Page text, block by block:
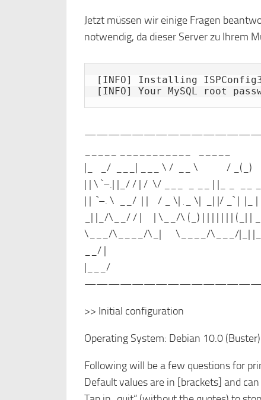
Jetzt müssen wir einige Fragen
notwendig, da dieser Server zu Ihrem
[INFO] Installing
[INFO] Your MySQL root
|_ _/ ___| ___ \ / __ \ /
| | \ `–.| |_/ / | / \/ ___ _ __ | |_ _
| | `–. \ __/ | | / _ \| ‚_ \| _| |/ _` | |_ |
_| |_/\__/ / | | \__/\ (_) | | | | | | | (_| |
\___/\____/\_| \____/\___/|_|
__/ |
|___/
>> Initial configuration
Operating System: Debian 10.0
Following will be a few questions for
Default values are in [brackets] and